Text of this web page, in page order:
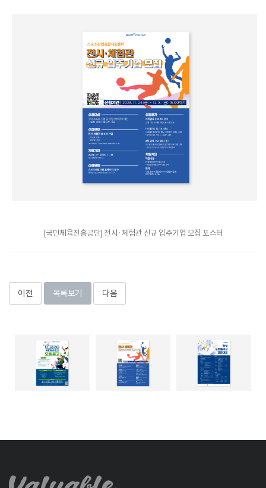
[국민체육진흥공단] 전시·체험관 신규 입주기업 모집 포스터
이전 목록보기 다음